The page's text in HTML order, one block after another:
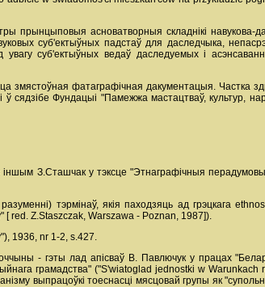
прынцыповыя асноватворныя складнікі навукова-
суб'ектыўных падстаў для даследчыка,
суб'ектыўных ведаў даследуемых і
фатаграфічная дакументацыя. Частка
ў сядзібе Фундацыі "Памежжа мастацтваў, культур,
З.Сташчак у тэксце "Этнаграфічныя
тэрмінаў, якія паходзяць ад грэцкага
[ red. Z.Staszczak, Warszawa - Poznan, 1987]).
1936, nr 1-2, s.427.
- гэты лад апісваў В. Павлючук у працах
грамадства" ("S'wiatoglad jednostki w
выпрацоўкі тоеснасці мясцовай групы як